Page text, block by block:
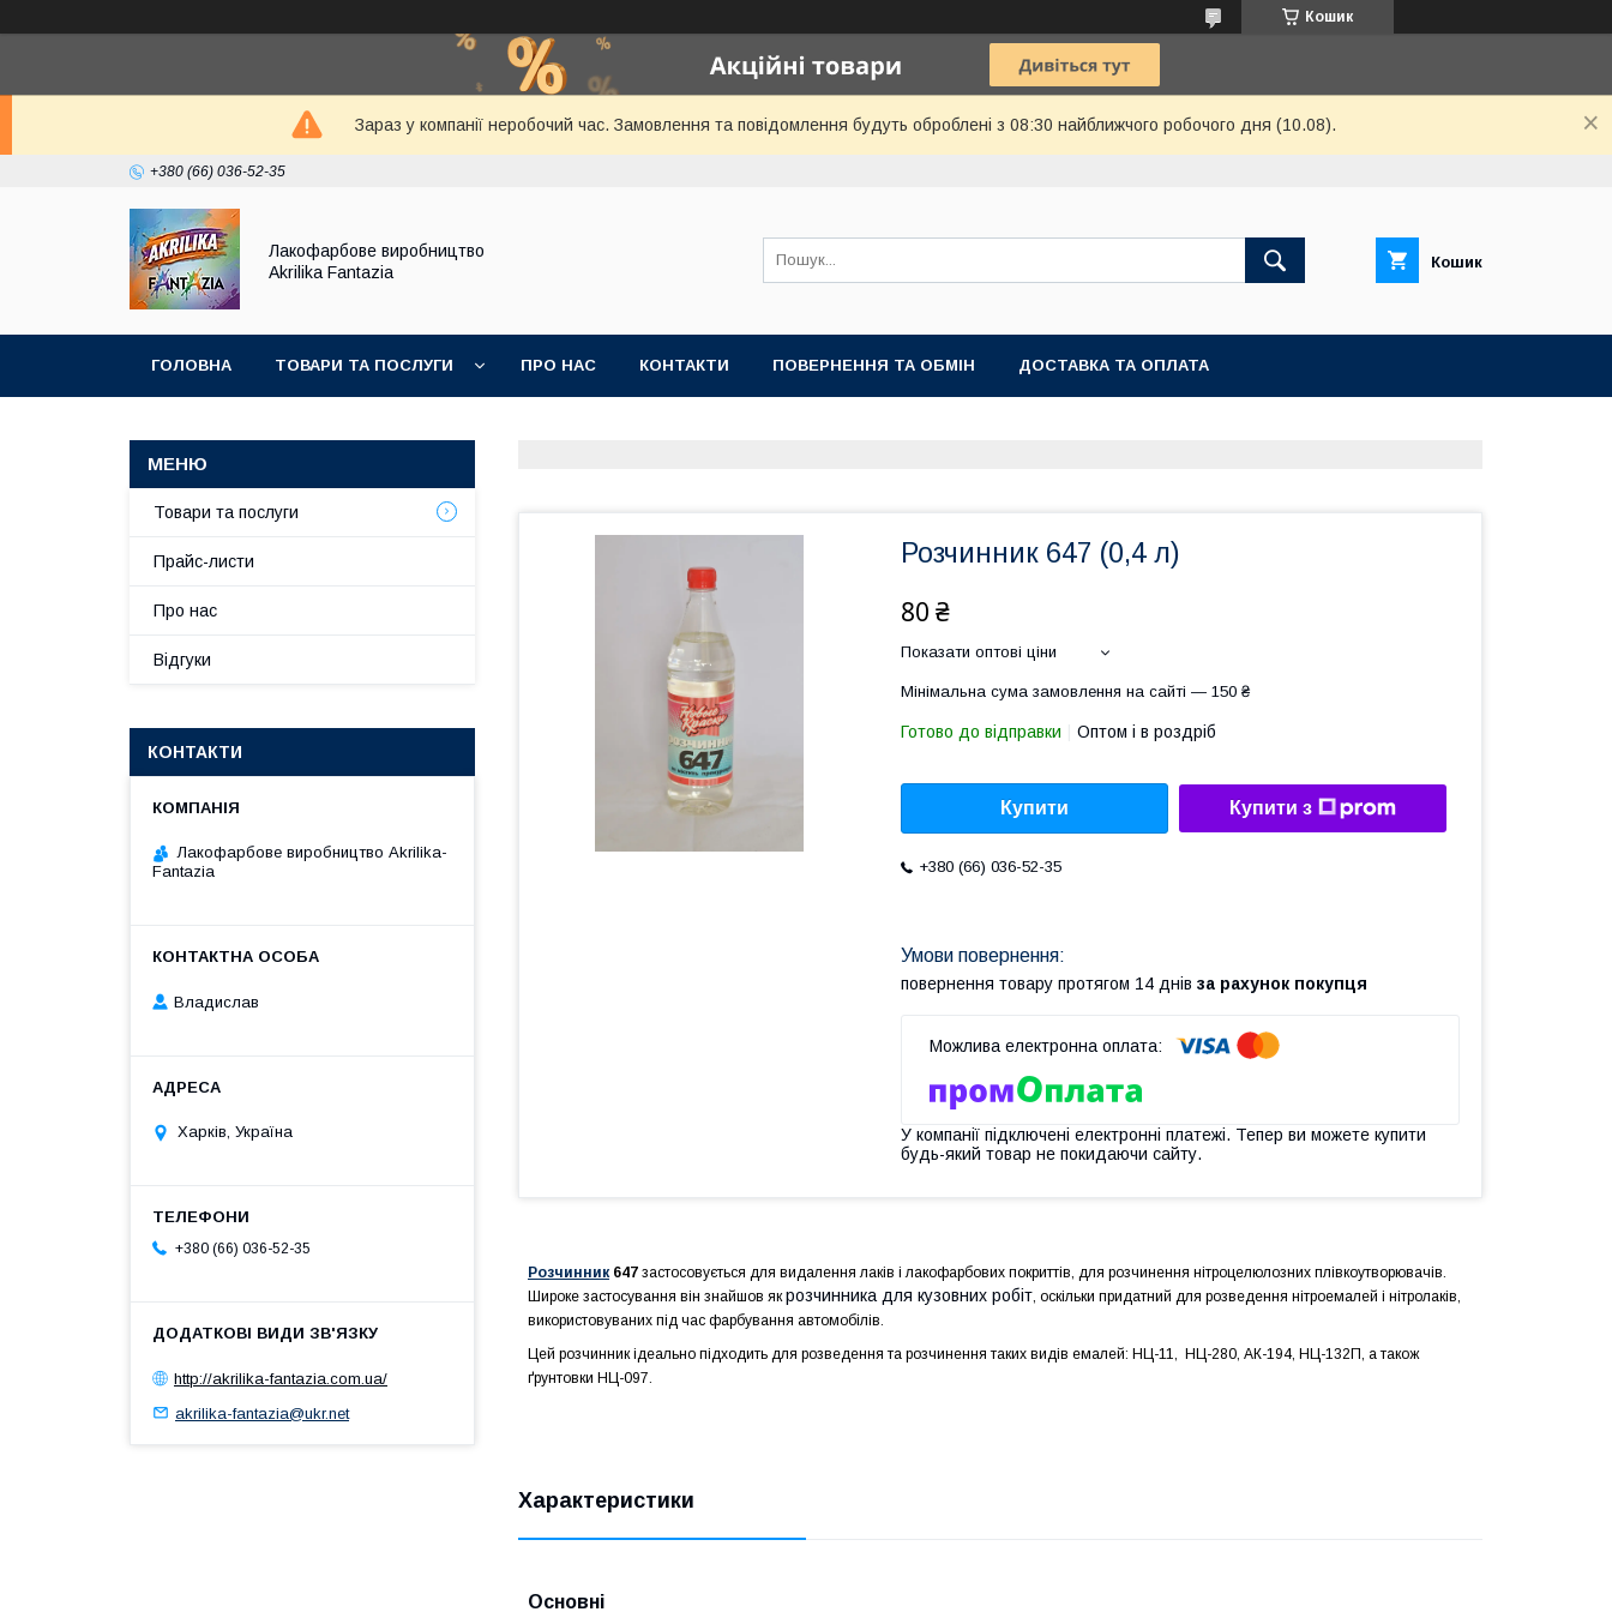
Кошик
Зараз у компанії неробочий час. Замовлення та повідомлення будуть оброблені з 08:30 найближчого робочого дня (10.08).
+380 (66) 036-52-35
Лакофарбове виробництво
Akrilika Fantazia
Кошик
ГОЛОВНА ТОВАРИ ТА ПОСЛУГИ ПРО НАС КОНТАКТИ ПОВЕРНЕННЯ ТА ОБМІН ДОСТАВКА ТА ОПЛАТА
Розчинник 647 (0,4 л)
80 ₴
Показати оптові ціни
Мінімальна сума замовлення на сайті — 150 ₴
Готово до відправки Оптом і в роздріб
Купити Купити з
+380 (66) 036-52-35
повернення товару протягом 14 днів за рахунок покупця
У компанії підключені електронні платежі. Тепер ви можете купити
будь-який товар не покидаючи сайту.
Розчинник 647 застосовується для видалення лаків і лакофарбових покриттів, для розчинення нітроцелюлозних плівкоутворювачів.
Широке застосування він знайшов якрозчинника для кузовних робіт , оскільки придатний для розведення нітроемалей і нітролаків,
використовуваних під час фарбування автомобілів.
Цей розчинник ідеально підходить для розведення та розчинення таких видів емалей: НЦ-11,
НЦ-280, АК-194, НЦ-132П, а також
ґрунтовки НЦ-097.
Характеристики
Основні
Товари та послуги
Прайс-листи
Про нас
Відгуки
КОНТАКТИ
Лакофарбове виробництво Akrilika-
Fantazia
Владислав
Харків, Україна
+380 (66) 036-52-35
http://akrilika-fantazia.com.ua/
akrilika-fantazia@ukr.net